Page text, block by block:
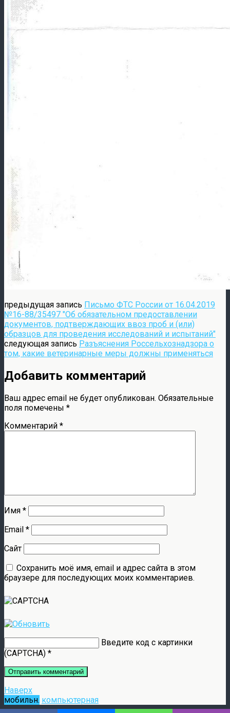
предыдущая запись Письмо ФТС России от 16.04.2019
№16-88/35497 "Об обязательном предоставлении
документов, подтверждающих ввоз проб и (или)
образцов для проведения исследований и испытаний"
следующая запись Разъяснения Россельхознадзора о
том, какие ветеринарные меры должны применяться
Добавить комментарий
Ваш адрес email не будет опубликован. Обязательные
поля помечены *
Комментарий *
Имя *
Email *
Сайт
Сохранить моё имя, email и адрес сайта в этом
браузере для последующих моих комментариев.
Введите код с картинки
(CAPTCHA) *
Наверх
мобильн. компьютерная